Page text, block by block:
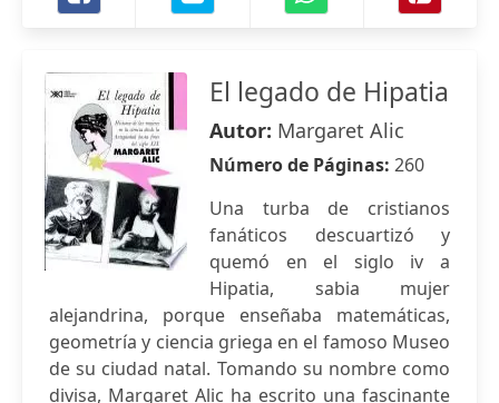
El legado de Hipatia
Autor: Margaret Alic
Número de Páginas: 260
Una turba de cristianos
fanáticos descuartizó y
quemó en el siglo iv a
Hipatia, sabia mujer
alejandrina, porque enseñaba matemáticas,
geometría y ciencia griega en el famoso Museo
de su ciudad natal. Tomando su nombre como
divisa, Margaret Alic ha escrito una fascinante